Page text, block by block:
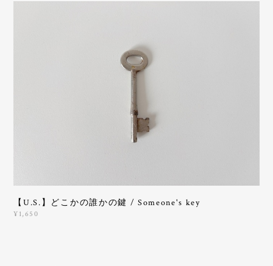
【U.S.】どこかの誰かの鍵 / Someone's key
¥1,650